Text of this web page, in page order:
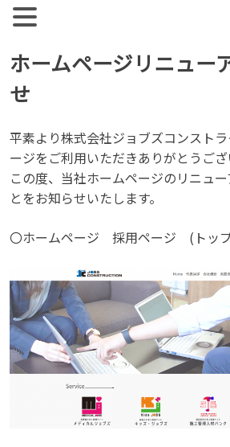
Skip
to
content
【公式】ジョブズコンストラクション
弊社では雇用促進を目標に人材紹介、
離職率が非常に高い実情があります。
ホームページリニュー
せ
平素より株式会社ジョブズコンスト
ージをご利用いただきありがとうござ
この度、当社ホームページのリニュ
とをお知らせいたします。
〇ホームページ 採用ページ (トッ